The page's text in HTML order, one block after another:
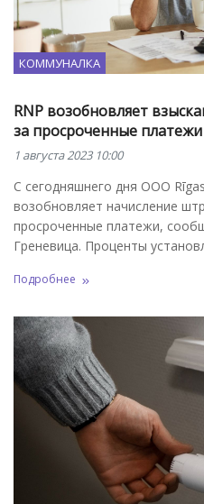
КОММУНАЛКА
RNP возобновляет
за просроченные платежи
1 августа 2023 10:00
С сегодняшнего дня ООО
возобновляет начисление
просроченные платежи,
Греневица. Проценты
Подробнее